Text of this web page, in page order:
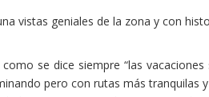
vistas geniales de la zona y con
se dice siempre “las
pero con rutas más tranquilas